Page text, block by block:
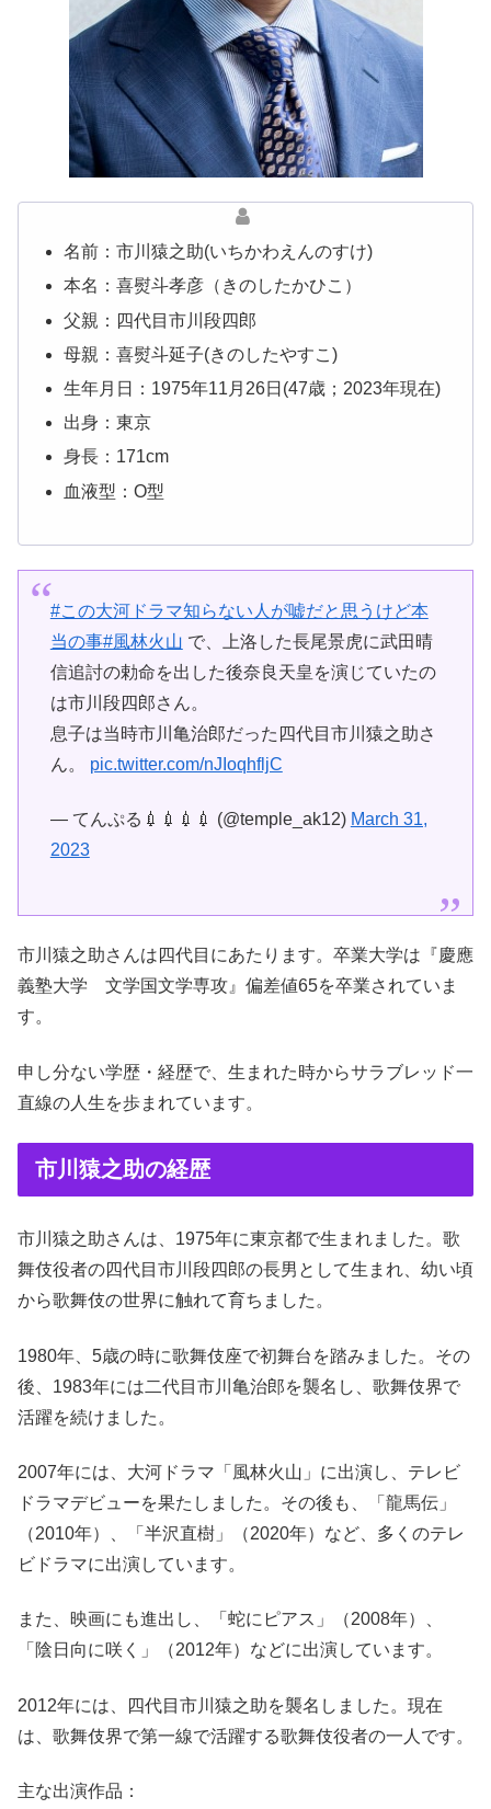
名前：市川猿之助(いちかわえんのすけ)
本名：喜熨斗孝彦（きのしたかひこ）
父親：四代目市川段四郎
母親：喜熨斗延子(きのしたやすこ)
生年月日：1975年11月26日(47歳；2023年現在)
出身：東京
身長：171cm
血液型：O型
#この大河ドラマ知らない人が嘘だと思うけど本
当の事#風林火山 で、上洛した長尾景虎に武田晴
信追討の勅命を出した後奈良天皇を演じていたの
は市川段四郎さん。
息子は当時市川亀治郎だった四代目市川猿之助さ
ん。 pic.twitter.com/nJIoqhfljC
— てんぷる💉💉💉💉 (@temple_ak12) March 31,
2023
市川猿之助さんは四代目にあたります。卒業大学は『慶應
義塾大学 文学国文学専攻』偏差値65を卒業されていま
す。
申し分ない学歴・経歴で、生まれた時からサラブレッド一
直線の人生を歩まれています。
市川猿之助の経歴
市川猿之助さんは、1975年に東京都で生まれました。歌
舞伎役者の四代目市川段四郎の長男として生まれ、幼い頃
から歌舞伎の世界に触れて育ちました。
1980年、5歳の時に歌舞伎座で初舞台を踏みました。その
後、1983年には二代目市川亀治郎を襲名し、歌舞伎界で
活躍を続けました。
2007年には、大河ドラマ「風林火山」に出演し、テレビ
ドラマデビューを果たしました。その後も、「龍馬伝」
（2010年）、「半沢直樹」（2020年）など、多くのテレ
ビドラマに出演しています。
また、映画にも進出し、「蛇にピアス」（2008年）、
「陰日向に咲く」（2012年）などに出演しています。
2012年には、四代目市川猿之助を襲名しました。現在
は、歌舞伎界で第一線で活躍する歌舞伎役者の一人です。
主な出演作品：